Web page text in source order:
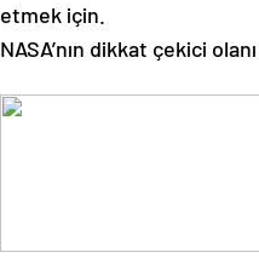
etmek için.
NASA’nın dikkat çekici